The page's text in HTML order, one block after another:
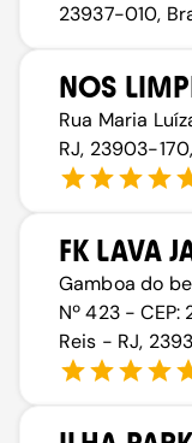
23937-010,
NOS
Rua Maria
RJ, 23903-
FK LAVA
Gamboa do
Nº 423 -
Reis - RJ,